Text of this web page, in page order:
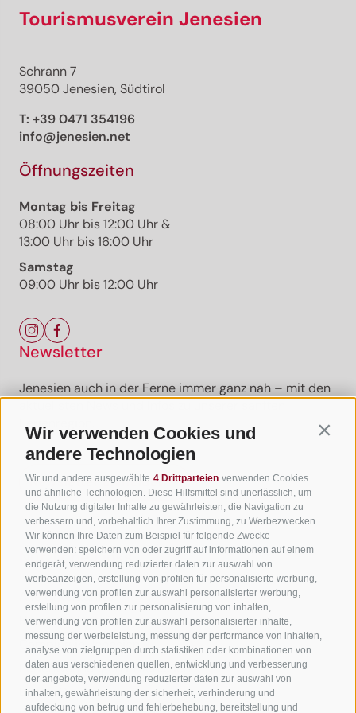
Wir verwenden Cookies und
andere Technologien
Wir und andere ausgewählte 4 Drittparteien verwenden Cookies
und ähnliche Technologien. Diese Hilfsmittel sind unerlässlich, um
die Nutzung digitaler Inhalte zu gewährleisten, die Navigation zu
verbessern und, vorbehaltlich Ihrer Zustimmung, zu Werbezwecken.
Wir können Ihre Daten zum Beispiel für folgende Zwecke
verwenden: speichern von oder zugriff auf informationen auf einem
endgerät, verwendung reduzierter daten zur auswahl von
werbeanzeigen, erstellung von profilen für personalisierte werbung,
verwendung von profilen zur auswahl personalisierter werbung,
erstellung von profilen zur personalisierung von inhalten,
verwendung von profilen zur auswahl personalisierter inhalte,
messung der werbeleistung, messung der performance von inhalten,
analyse von zielgruppen durch statistiken oder kombinationen von
daten aus verschiedenen quellen, entwicklung und verbesserung
der angebote, verwendung reduzierter daten zur auswahl von
inhalten, gewährleistung der sicherheit, verhinderung und
aufdeckung von betrug und fehlerbehebung, bereitstellung und
Tourismusverein Jenesien
Schrann 7
39050 Jenesien, Südtirol
T: +39 0471 354196
info@jenesien.net
Öffnungszeiten
Montag bis Freitag
08:00 Uhr bis 12:00 Uhr &
13:00 Uhr bis 16:00 Uhr
Samstag
09:00 Uhr bis 12:00 Uhr
Newsletter
Jenesien auch in der Ferne immer ganz nah – mit den
Ferienregion.
Newsletter anmelden
Nützliche Links
Alle Unterkünfte
Hotels in Jenesien
Camping in Jenesien
Ferienwohnungen in Jenesien
B&B - Gästezimmervermieter